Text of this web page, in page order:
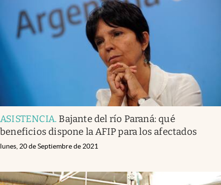
ASISTENCIA. Bajante del río Paraná: qué
beneficios dispone la AFIP para los afectados
lunes, 20 de Septiembre de 2021